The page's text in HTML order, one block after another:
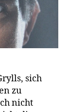
sich
zu
nicht